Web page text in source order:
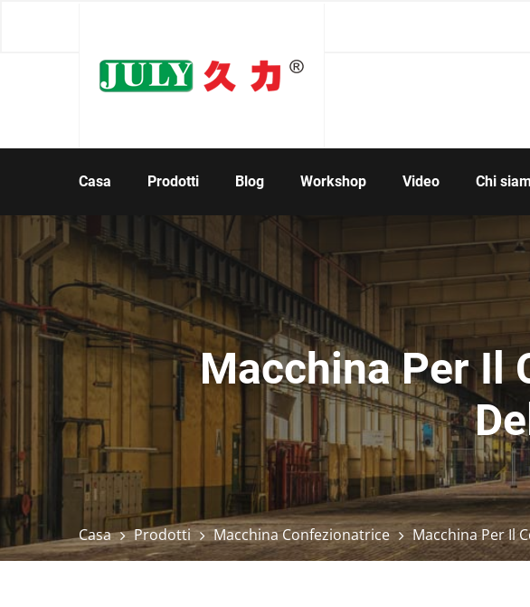
Casa Prodotti Blog Workshop Video Chi
Macchina Per Il
Casa Prodotti Macchina Confezionatrice Macchina Per Il